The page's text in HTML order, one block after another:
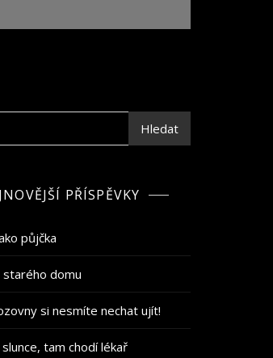
Hledat
PŘÍSPĚVKY
půjčka
starého domu
si nesmíte nechat ujít!
tam chodí lékař